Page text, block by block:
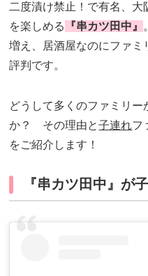
二度漬け禁止！で有名、
を楽しめる
『串カツ田中』
増え、居酒屋なのにファ
評判です。
どうして多くのファミリー
か？ その理由と子連れフ
をご紹介します！
『串カツ田中』が